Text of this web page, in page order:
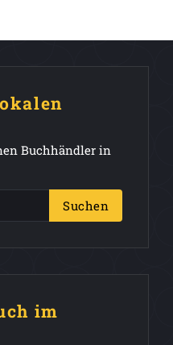
Buchhändler in
Suchen
im